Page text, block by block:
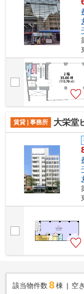
賃貸 | 事務所 大栄堂
該当物件数 8棟 空